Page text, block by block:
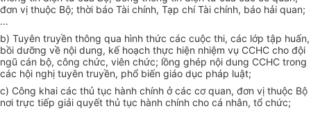
đơn vị thuộc Bộ; thời báo Tài chính, Tạp chí Tài chính, báo hải quan;
...
b) Tuyên truyền thông qua hình thức các cuộc thi, các lớp tập huấn,
bồi dưỡng về nội dung, kế hoạch thực hiện nhiệm vụ CCHC cho đội
ngũ cán bộ, công chức, viên chức; lồng ghép nội dung CCHC trong
các hội nghị tuyên truyền, phổ biến giáo dục pháp luật;
c) Công khai các thủ tục hành chính ở các cơ quan, đơn vị thuộc Bộ
nơi trực tiếp giải quyết thủ tục hành chính cho cá nhân, tổ chức;